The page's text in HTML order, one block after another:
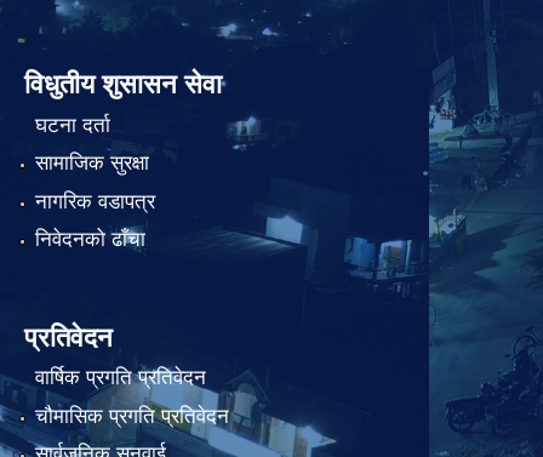
विधुतीय शुसासन सेवा
घटना दर्ता
सामाजिक सुरक्षा
नागरिक वडापत्र
निवेदनको ढाँचा
प्रतिवेदन
वार्षिक प्रगति प्रतिवेदन
चौमासिक प्रगति प्रतिवेदन